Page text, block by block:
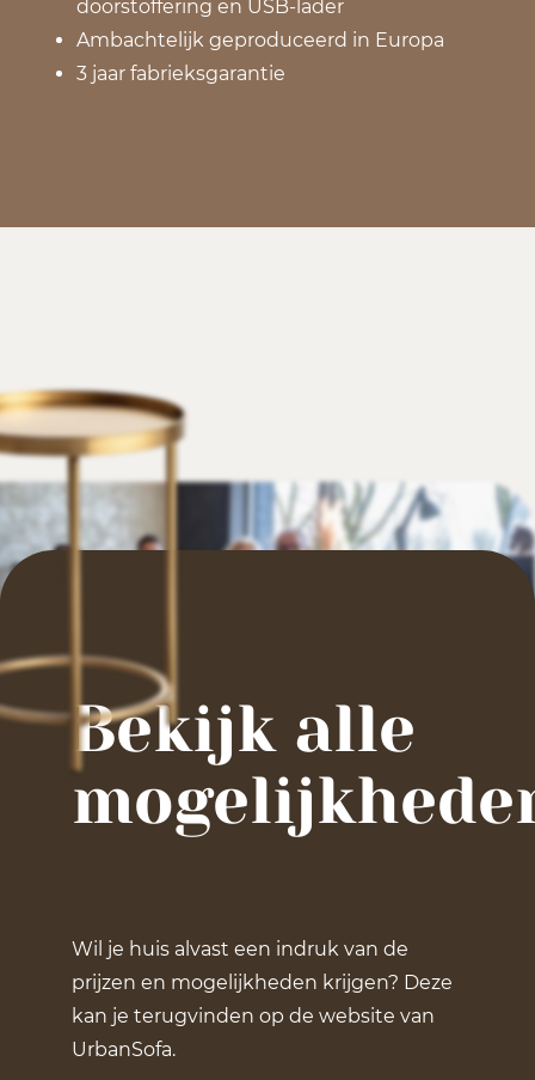
doorstoffering en USB-lader
Ambachtelijk geproduceerd in Europa
3 jaar fabrieksgarantie
Bekijk alle
Wil je huis alvast een indruk van de
prijzen en mogelijkheden krijgen? Deze
kan je terugvinden op de website van
UrbanSofa.